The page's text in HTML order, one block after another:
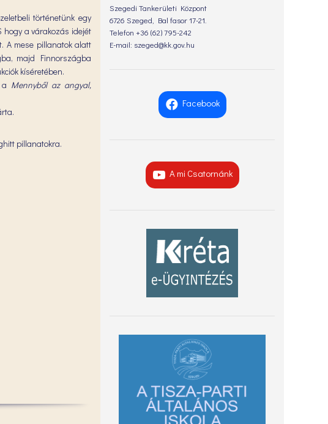
történetünk egy
hogy a várakozás idejét
A mese pillanatok alatt
majd Finnországba
kíséretében.
Mennyből az angyal,
pillanatokra.
Szegedi Tankerületi Központ
6726 Szeged, Bal fasor 17-21.
Telefon +36 (62) 795-242
E-mail: szeged@kk.gov.hu
Facebook
A mi Csatornánk